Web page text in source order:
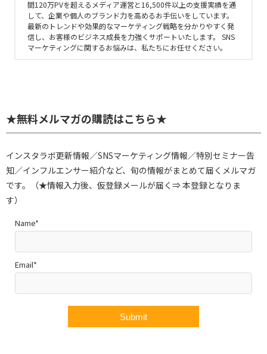
間120万PVを超えるメディア運営と16,500件以上の支援実績を通
して、企業や個人のブランド力を高めるお手伝いをしています。
最新のトレンドや効果的なマーケティング戦略を分かりやすく発
信し、お客様のビジネス成長を力強くサポートいたします。 SNS
マーケティングに関するお悩みは、私たちにお任せください。
★無料メルマガの購読はこちら★
インスタラボ更新情報／SNSマーケティング情報／特別セミナー告
知／インフルエンサー紹介など、旬の情報がまとめて届くメルマガ
です。（★情報入力後、仮登録メールが届く⇒ 本登録となりま
す）
Name*
Email*